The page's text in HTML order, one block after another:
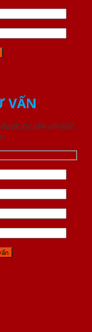
VẤN
tư vấn chi tiết